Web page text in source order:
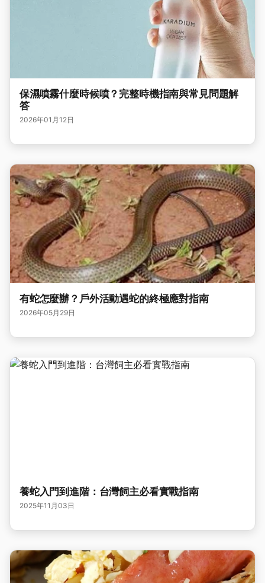
保濕噴霧什麼時候噴？完整時機指南與常見問題解
答
2026年01月12日
有蛇怎麼辦？戶外活動遇蛇的終極應對指南
2026年05月29日
養蛇入門到進階：台灣飼主必看實戰指南
2025年11月03日